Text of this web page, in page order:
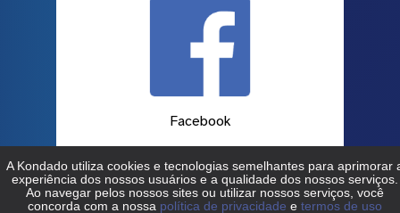
Facebook
Saiba mais →